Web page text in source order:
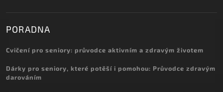
PORADNA
Cvičení pro seniory: průvodce aktivním a zdravým životem
Dárky pro seniory, které potěší i pomohou: Průvodce zdravým
darováním